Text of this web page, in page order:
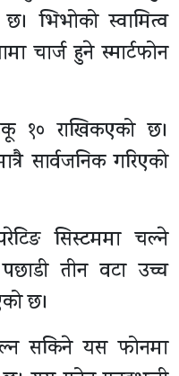
भिभोको स्वामित्व
चार्ज हुने स्मार्टफोन
१० राखिकएको छ।
सार्वजनिक गरिएको
सिस्टममा चल्ने
तीन वटा उच्च
छ।
सकिने यस फोनमा